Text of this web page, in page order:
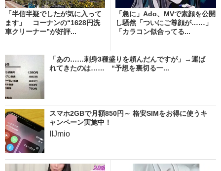
「半信半疑でしたが気に入って
ます」 コーナンの“1628円洗
車クリーナー”が好評...
「急に」Ado、MVで素顔を公開
し騒然「ついにご尊顔が……」
「カラコン似合ってる...
「あの……刺身3種盛りを頼んだんですが」→運ば
れてきたのは…… “予想を裏切る一...
スマホ2GBで月額850円～ 格安SIMをお得に使うキ
ャンペーン実施中！
IIJmio